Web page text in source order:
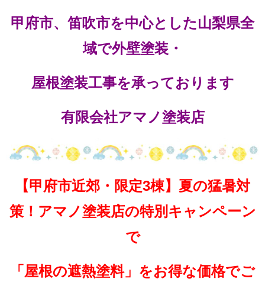
甲府市、笛吹市を中心とした山梨県全
域で外壁塗装・
屋根塗装工事を承っております
有限会社アマノ塗装店
【甲府市近郊・限定3棟】夏の猛暑対
策！アマノ塗装店の特別キャンペーン
で
「屋根の遮熱塗料」をお得な価格でご